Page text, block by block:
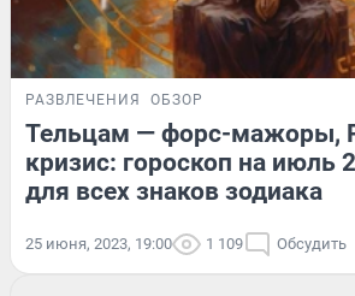
РАЗВЛЕЧЕНИЯ ОБЗОР
Тельцам — форс-мажоры,
кризис: гороскоп на июль
для всех знаков зодиака
25 июня, 2023, 19:00 1 109 Обсудить